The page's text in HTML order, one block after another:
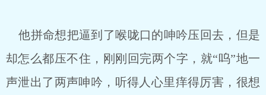
他拼命想把逼到了喉咙口的呻吟压回去，但是
却怎么都压不住，刚刚回完两个字，就“呜”地一
声泄出了两声呻吟，听得人心里痒得厉害，很想